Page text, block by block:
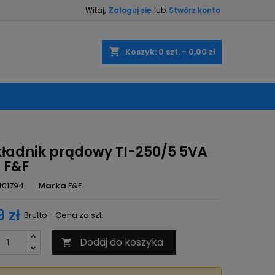
Witaj, Zaloguj się lub Stwórz konto
shopping_cart Koszyk: 0 szt. - 0,00 zł
prądowy TI-250/5 5VA
Marka F&F
zł Brutto - Cena za szt.
 Dodaj do koszyka